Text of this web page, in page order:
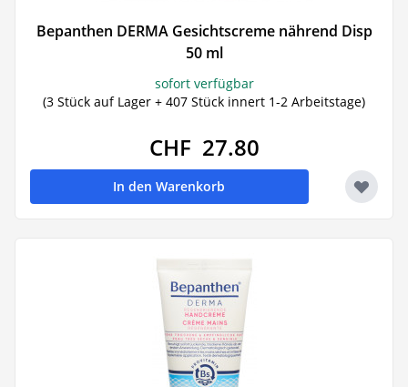
Bepanthen DERMA Gesichtscreme nährend Disp
50 ml
sofort verfügbar
(3 Stück auf Lager + 407 Stück innert 1-2 Arbeitstage)
CHF 27.80
In den Warenkorb